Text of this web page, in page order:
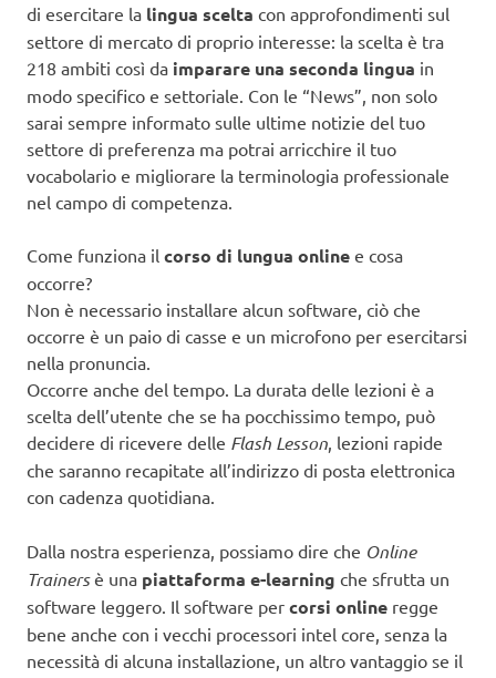
di esercitare la lingua scelta con approfondimenti sul
settore di mercato di proprio interesse: la scelta è tra
218 ambiti così da imparare una seconda lingua in
modo specifico e settoriale. Con le “News”, non solo
sarai sempre informato sulle ultime notizie del tuo
settore di preferenza ma potrai arricchire il tuo
vocabolario e migliorare la terminologia professionale
nel campo di competenza.
Come funziona il corso di lungua online e cosa
occorre?
Non è necessario installare alcun software, ciò che
occorre è un paio di casse e un microfono per esercitarsi
nella pronuncia.
Occorre anche del tempo. La durata delle lezioni è a
scelta dell’utente che se ha pocchissimo tempo, può
decidere di ricevere delle Flash Lesson , lezioni rapide
che saranno recapitate all’indirizzo di posta elettronica
con cadenza quotidiana.
Dalla nostra esperienza, possiamo dire che Online
Trainersè una piattaforma e-learning che sfrutta un
software leggero. Il software per corsi online regge
bene anche con i vecchi processori intel core, senza la
necessità di alcuna installazione, un altro vantaggio se il